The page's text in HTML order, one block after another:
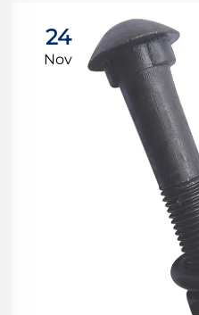
24
Nov